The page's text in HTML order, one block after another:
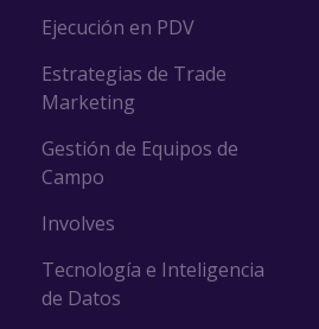
Ejecución en PDV
Estrategias de Trade
Marketing
Gestión de Equipos de
Campo
Involves
Tecnología e Inteligencia
de Datos